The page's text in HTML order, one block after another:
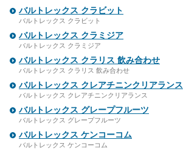
バルトレックス クラビット
バルトレックス クラビット
バルトレックス クラミジア
バルトレックス クラミジア
バルトレックス クラリス 飲み合わせ
バルトレックス クラリス 飲み合わせ
バルトレックス クレアチニンクリアランス
バルトレックス クレアチニンクリアランス
バルトレックス グレープフルーツ
バルトレックス グレープフルーツ
バルトレックス ケンコーコム
バルトレックス ケンコーコム